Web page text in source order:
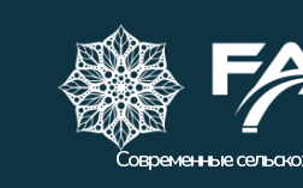
Современные